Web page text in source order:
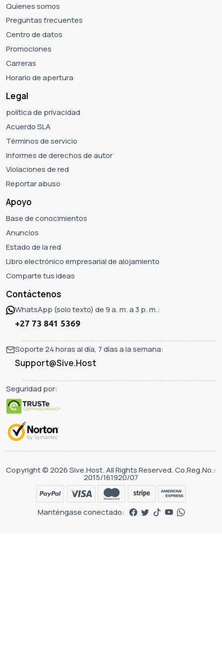
Quienes somos
Preguntas frecuentes
Centro de datos
Promociones
Carreras
Horario de apertura
Legal
política de privacidad
Acuerdo SLA
Términos de servicio
Informes de derechos de autor
Violaciones de red
Reportar abuso
Apoyo
Base de conocimientos
Anuncios
Estado de la red
Libro electrónico empresarial de alojamiento
Comparte tus ideas
Contáctenos
WhatsApp (solo texto) de 9 a. m. a 3 p. m.:
+27 73 841 5369
Soporte 24 horas al día, 7 días a la semana:
Support@Sive.Host
Seguridad por:
Copyright © 2026 Sive.Host. All Rights Reserved. Co.Reg.No.:
2015/161920/07
Manténgase conectado: